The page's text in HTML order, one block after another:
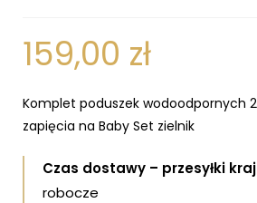
159,00 zł
Komplet poduszek wodoodpornych
zapięcia na Baby Set zielnik
Czas dostawy – przesyłki
robocze